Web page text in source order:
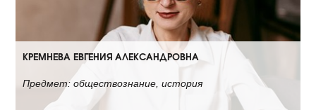
КРЕМНЕВА ЕВГЕНИЯ АЛЕКСАНДРОВНА
Предмет: обществознание, история